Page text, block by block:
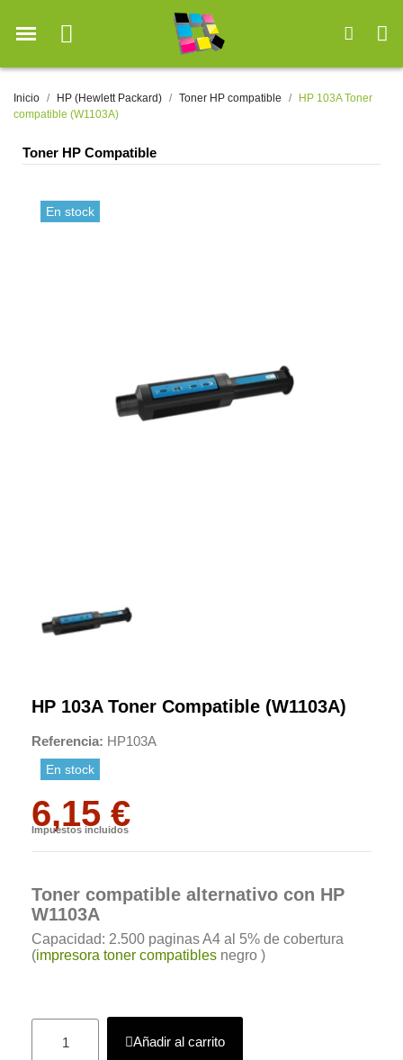
Inicio HP (Hewlett Packard) Toner HP compatible
HP 103A Toner
compatible (W1103A)
Toner HP Compatible
En stock
HP 103A Toner Compatible (W1103A)
Referencia HP103A
En stock
6,15 €
Impuestos incluidos
Toner compatible alternativo con HP
W1103A
Capacidad: 2.500 paginas A4 al 5% de cobertura
(impresora toner compatibles negro )
Añadir al carrito